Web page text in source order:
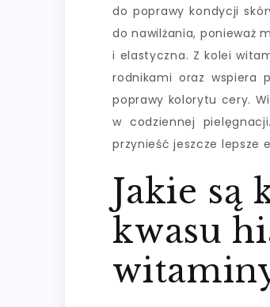
do poprawy kondycji
do nawilżania, ponieważ
i elastyczna. Z kolei
rodnikami oraz wspiera
poprawy kolorytu cery.
w codziennej
przynieść jeszcze lepsze
Jakie są
kwasu